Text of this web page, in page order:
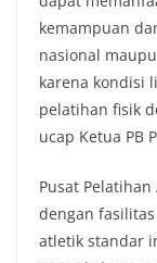
kemampuan
nasional
karena kondisi
pelatihan fisik
ucap Ketua PB
Pusat
dengan
atletik standar